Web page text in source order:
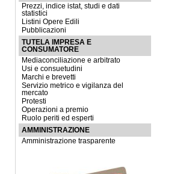
Prezzi, indice istat, studi e dati
statistici
Listini Opere Edili
Pubblicazioni
TUTELA IMPRESA E
CONSUMATORE
Mediaconciliazione e arbitrato
Usi e consuetudini
Marchi e brevetti
Servizio metrico e vigilanza del
mercato
Protesti
Operazioni a premio
Ruolo periti ed esperti
AMMINISTRAZIONE
Amministrazione trasparente